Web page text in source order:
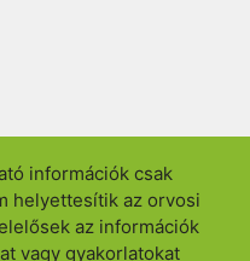
információk csak
helyettesítik az orvosi
az információk
vagy gyakorlatokat